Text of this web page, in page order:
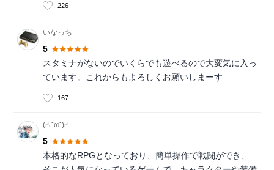
226
いなっち
5
スタミナがないのでいくらでも遊べるので大変気に入っ
ています。これからもよろしくお願いしまーす
167
(☝︎ ˘ω˘)☝︎
5
本格的なRPGとなっており、簡単操作で戦闘ができ、